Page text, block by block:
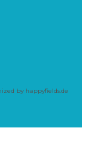
by happyfields.de